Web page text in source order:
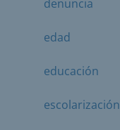
denuncia
edad
educación
escolarización